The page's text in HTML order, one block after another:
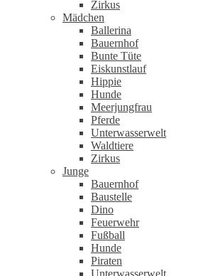
Zirkus
Mädchen
Ballerina
Bauernhof
Bunte Tüte
Eiskunstlauf
Hippie
Hunde
Meerjungfrau
Pferde
Unterwasserwelt
Waldtiere
Zirkus
Junge
Bauernhof
Baustelle
Dino
Feuerwehr
Fußball
Hunde
Piraten
Unterwasserwelt